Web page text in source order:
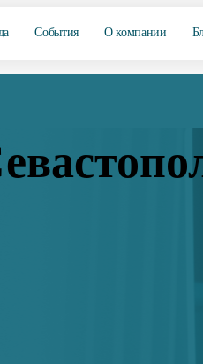
События О компании